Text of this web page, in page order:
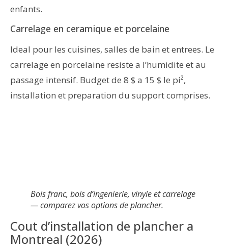
enfants.
Carrelage en ceramique et porcelaine
Ideal pour les cuisines, salles de bain et entrees. Le
carrelage en porcelaine resiste a l’humidite et au
passage intensif. Budget de 8 $ a 15 $ le pi²,
installation et preparation du support comprises.
Bois franc, bois d’ingenierie, vinyle et carrelage
— comparez vos options de plancher.
Cout d’installation de plancher a
Montreal (2026)